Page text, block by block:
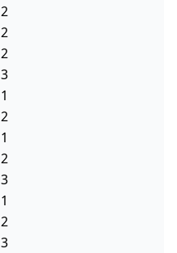
2
2
2
3
1
2
1
2
3
1
2
3